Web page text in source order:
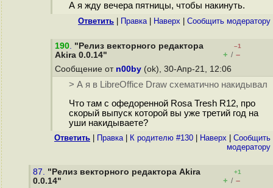
А я жду вечера пятницы, чтобы накинуть.
Ответить Правка| Наверх Cообщить модератору
190. "Релиз векторного редактора
Akira 0.0.14"
–1
+ / –
Сообщение от n00by (ok), 30-Апр-21, 12:06
> А я в LibreOffice Draw схематично накидывал
Что там с офедоренной Rosa Tresh R12, про
скорый выпуск которой вы уже третий год на
уши накидываете?
Ответить Правка| К родителю #130 Наверх
Cообщить
модератору
87. "Релиз векторного редактора Akira
0.0.14"
+1
+ / –